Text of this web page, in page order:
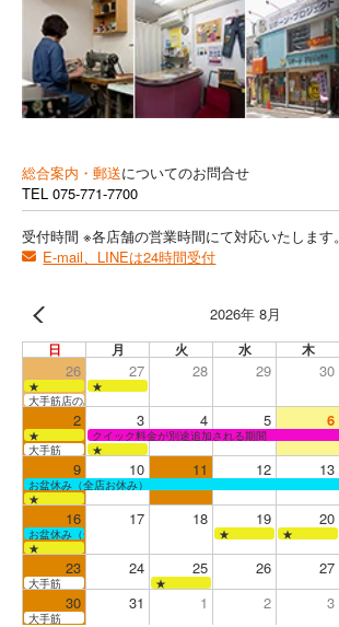
総合案内・郵送についてのお問合せ
TEL 075-771-7700
受付時間 ※各店舗の営業時間にて対応いたします。
E-mail、LINEは24時間受付
2026年 8月
日 月 火 水 木
26 27 28 29 30
★ ★
大手筋店のみ営業
2 3 4 5 6
★
クイック料金が別途追加される期間
大手筋
★
9 10 11 12 13
お盆休み（全店お休み）
★
16 17 18 19 20
お盆休み（全店お休み） ★
★
★
23 24 25 26 27
大手筋 ★
30 31 1 2 3
大手筋